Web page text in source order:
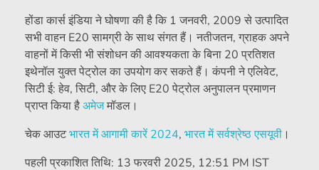
होंडा कार्स इंडिया ने घोषणा की है कि 1 जनवरी, 2009 से उत्पादित
सभी वाहन E20 सामग्री के साथ संगत हैं। नतीजतन, ग्राहक अपने
वाहनों में किसी भी संशोधन की आवश्यकता के बिना 20 प्रतिशत
इथेनॉल युक्त पेट्रोल का उपयोग कर सकते हैं। कंपनी ने एलिवेट,
सिटी ई: हेव, सिटी, और के लिए E20 पेट्रोल अनुपालन प्रमाणन
प्राप्त किया हैअमेजमॉडल।
चेक आउटभारत में आगामी कारें 2024, भारत में सर्वश्रेष्ठ एसयूवी ।
पहली प्रकाशित तिथि: 13 फरवरी 2025, 12:51 PM IST